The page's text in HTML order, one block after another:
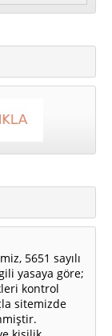
5651 sayılı
yasaya göre;
kontrol
sitemizde